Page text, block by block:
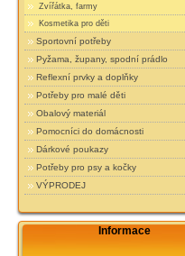
Zvířátka, farmy
Kosmetika pro děti
Sportovní potřeby
Pyžama, župany, spodní prádlo
Reflexní prvky a doplňky
Potřeby pro malé děti
Obalový materiál
Pomocníci do domácnosti
Dárkové poukazy
Potřeby pro psy a kočky
VÝPRODEJ
Informace